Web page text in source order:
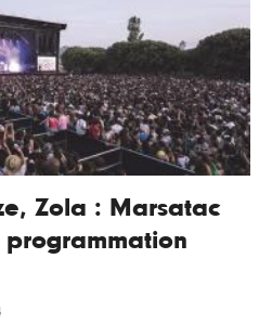
Zola : Marsatac
programmation